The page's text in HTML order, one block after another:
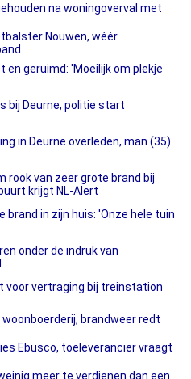
na woningoverval met
Nouwen, wéér
en geruimd: 'Moeilijk om plekje
bij Deurne, politie start
in Deurne overleden, man (35)
rook van zeer grote brand bij
krijgt NL-Alert
brand in zijn huis: 'Onze hele tuin
onder de indruk van
voor vertraging bij treinstation
woonboerderij, brandweer redt
Ebusco, toeleverancier vraagt
meer te verdienen dan een